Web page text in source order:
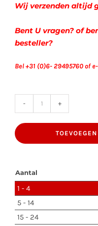
Wij verzenden altijd
Bent U vragen? of
besteller?
Bel +31 (0)6- 29495760 of
Containerzak
28m³
Ritssluiting
Aantal
1 - 4
5 - 14
15 - 24